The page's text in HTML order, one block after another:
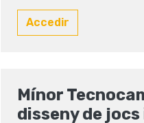
Accedir
Mínor
disseny de